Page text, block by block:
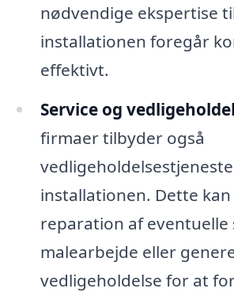
nødvendige ekspertise
installationen foregår
effektivt.
Service og
firmaer tilbyder også
installationen. Dette
reparation af eventuelle
malearbejde eller
vedligeholdelse for at